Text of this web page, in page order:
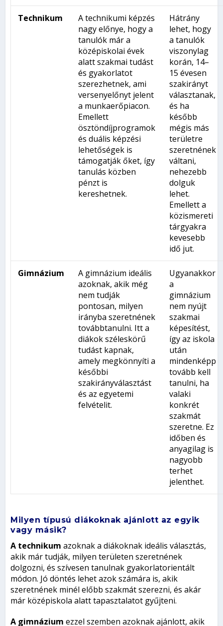
Technikum
A technikumi képzés
nagy előnye, hogy a
tanulók már a
középiskolai évek
alatt szakmai tudást
és gyakorlatot
szerezhetnek, ami
versenyelőnyt jelent
a munkaerőpiacon.
Emellett
ösztöndíjprogramok
és duális képzési
lehetőségek is
támogatják őket, így
tanulás közben
pénzt is
kereshetnek.
Hátrány
lehet, hogy
a tanulók
viszonylag
korán, 14–
15 évesen
szakirányt
választanak,
és ha
később
mégis más
területre
szeretnének
váltani,
nehezebb
dolguk
lehet.
Emellett a
közismereti
tárgyakra
kevesebb
idő jut.
Gimnázium
A gimnázium ideális
azoknak, akik még
nem tudják
pontosan, milyen
irányba szeretnének
továbbtanulni. Itt a
diákok széleskörű
tudást kapnak,
amely megkönnyíti a
későbbi
szakirányválasztást
és az egyetemi
felvételit.
Ugyanakkor
a
gimnázium
nem nyújt
szakmai
képesítést,
így az iskola
után
mindenképp
tovább kell
tanulni, ha
valaki
konkrét
szakmát
szeretne. Ez
időben és
anyagilag is
nagyobb
terhet
jelenthet.
Milyen típusú diákoknak ajánlott az egyik
vagy másik?
A technikum azoknak a diákoknak ideális választás,
akik már tudják, milyen területen szeretnének
dolgozni, és szívesen tanulnak gyakorlatorientált
módon. Jó döntés lehet azok számára is, akik
szeretnének minél előbb szakmát szerezni, és akár
már középiskola alatt tapasztalatot gyűjteni.
A gimnázium ezzel szemben azoknak ajánlott, akik